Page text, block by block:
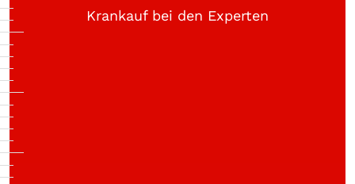
Krankauf bei den Experten